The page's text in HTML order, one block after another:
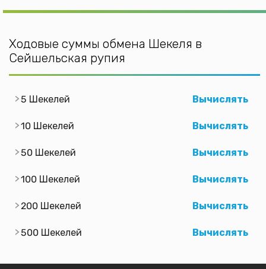
Ходовые суммы обмена Шекеля в
Сейшельская рупия
5 Шекелей Вычислять
10 Шекелей Вычислять
50 Шекелей Вычислять
100 Шекелей Вычислять
200 Шекелей Вычислять
500 Шекелей Вычислять